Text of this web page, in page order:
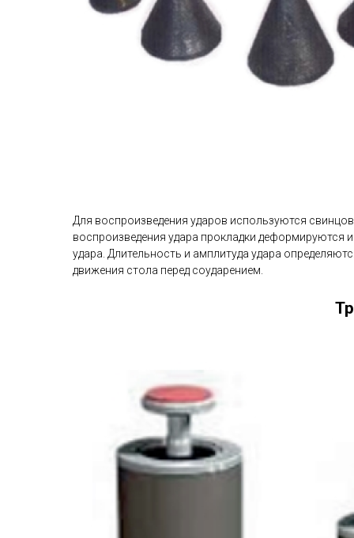
Для воспроизведения ударов используются
воспроизведения удара прокладки деформируются
удара. Длительность и амплитуда удара
движения стола перед соударением.